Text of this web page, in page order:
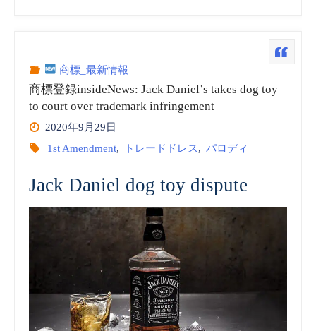
録
Trademark
Product
Design:
Are
these
biscuit
商標_最新情報
商標登録insideNews: Jack Daniel’s takes dog toy
to court over trademark infringement
2020年9月29日
1st Amendment, トレードドレス, パロディ
Jack Daniel dog toy dispute